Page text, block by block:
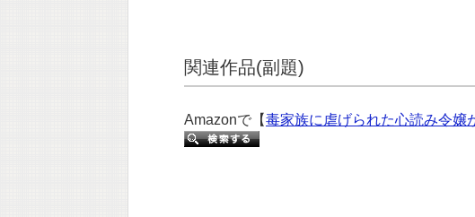
関連作品(副題)
Amazonで【毒家族に虐げられた心読み令嬢